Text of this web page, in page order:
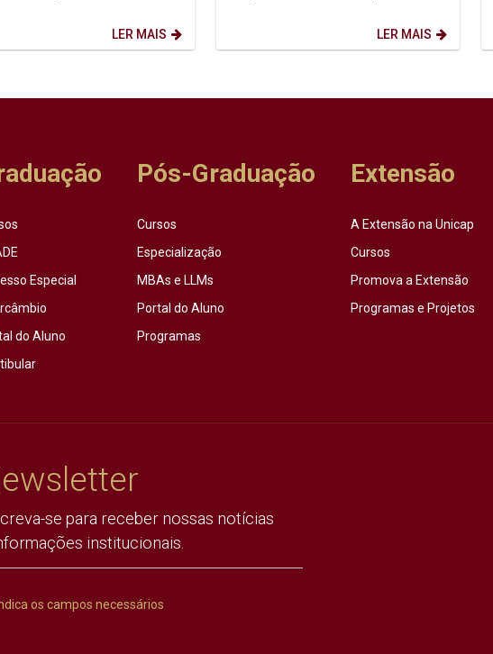
firma-se como...LER MAIS LER MAIS
Especial
do Aluno
Pós-Graduação
Cursos
Especialização
MBAs e LLMs
Portal do Aluno
Programas
Extensão
A Extensão na Unicap
Cursos
Promova a Extensão
Programas e Projetos
se para receber nossas notícias
institucionais.
os campos necessários